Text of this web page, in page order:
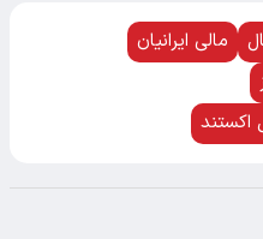
مالی ایرانیان